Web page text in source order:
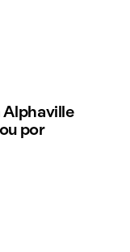
Alphaville
por